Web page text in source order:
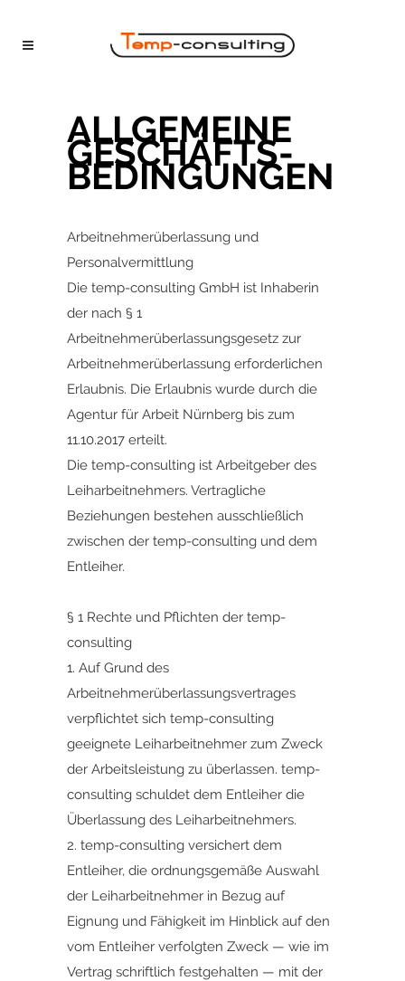
ALL­GE­MEINE
GE­SCHÄFTS­
BE­DING­UNGEN
Arbeitnehmerüberlassung und
Personalvermittlung
Die temp-consulting GmbH ist Inhaberin
der nach § 1
Arbeitnehmerüberlassungsgesetz zur
Arbeitnehmerüberlassung erforderlichen
Erlaubnis. Die Erlaubnis wurde durch die
Agentur für Arbeit Nürnberg bis zum
11.10.2017 erteilt.
Die temp-consulting ist Arbeitgeber des
Leiharbeitnehmers. Vertragliche
Beziehungen bestehen ausschließlich
zwischen der temp-consulting und dem
Entleiher.
§ 1 Rechte und Pflichten der temp-
consulting
1. Auf Grund des
Arbeitnehmerüberlassungsvertrages
verpflichtet sich temp-consulting
geeignete Leiharbeitnehmer zum Zweck
der Arbeitsleistung zu überlassen. temp-
consulting schuldet dem Entleiher die
Überlassung des Leiharbeitnehmers.
2. temp-consulting versichert dem
Entleiher, die ordnungsgemäße Auswahl
der Leiharbeitnehmer in Bezug auf
Eignung und Fähigkeit im Hinblick auf den
vom Entleiher verfolgten Zweck — wie im
Vertrag schriftlich festgehalten — mit der